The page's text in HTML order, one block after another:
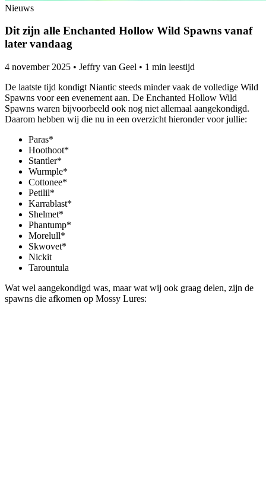
Nieuws
Dit zijn alle Enchanted Hollow Wild Spawns vanaf
later vandaag
4 november 2025 • Jeffry van Geel • 1 min leestijd
De laatste tijd kondigt Niantic steeds minder vaak de volledige Wild
Spawns voor een evenement aan. De Enchanted Hollow Wild
Spawns waren bijvoorbeeld ook nog niet allemaal aangekondigd.
Daarom hebben wij die nu in een overzicht hieronder voor jullie:
Paras*
Hoothoot*
Stantler*
Wurmple*
Cottonee*
Petilil*
Karrablast*
Shelmet*
Phantump*
Morelull*
Skwovet*
Nickit
Tarountula
Wat wel aangekondigd was, maar wat wij ook graag delen, zijn de
spawns die afkomen op Mossy Lures: